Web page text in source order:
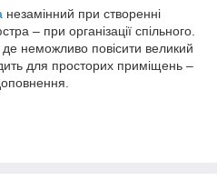
незамінний при створенні
– при організації спільного.
де неможливо повісити великий
для просторих приміщень –